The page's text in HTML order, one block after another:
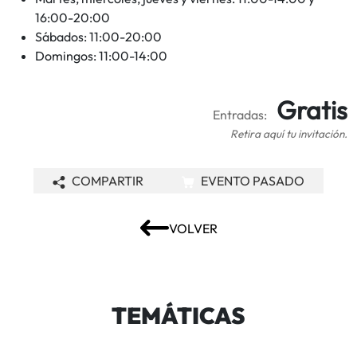
16:00-20:00
Sábados: 11:00-20:00
Domingos: 11:00-14:00
Entradas: Gratis
Retira aquí tu invitación.
VOLVER
COMPARTIR EVENTO PASADO
TEMÁTICAS